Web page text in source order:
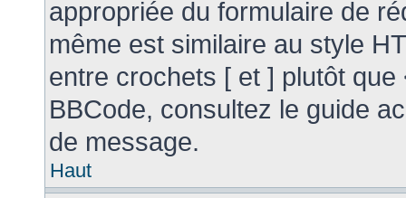
appropriée du formulaire de
même est similaire au style
entre crochets [ et ] plutôt que
BBCode, consultez le guide
de message.
Haut